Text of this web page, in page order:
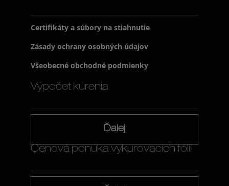
Certifikáty a súbory na stiahnutie
Zásady ochrany osobných údajov
Všeobecné obchodné podmienky
Výpočet kúrenia
Ďalej
Cenová ponuka vykurovacích fólií